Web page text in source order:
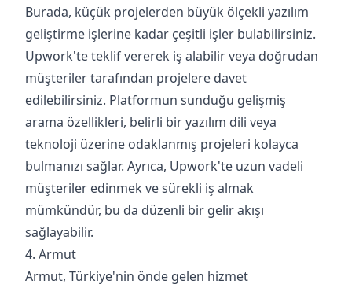
Burada, küçük projelerden büyük ölçekli yazılım
geliştirme işlerine kadar çeşitli işler bulabilirsiniz.
Upwork'te teklif vererek iş alabilir veya doğrudan
müşteriler tarafından projelere davet
edilebilirsiniz. Platformun sunduğu gelişmiş
arama özellikleri, belirli bir yazılım dili veya
teknoloji üzerine odaklanmış projeleri kolayca
bulmanızı sağlar. Ayrıca, Upwork'te uzun vadeli
müşteriler edinmek ve sürekli iş almak
mümkündür, bu da düzenli bir gelir akışı
sağlayabilir.
4. Armut
Armut, Türkiye'nin önde gelen hizmet